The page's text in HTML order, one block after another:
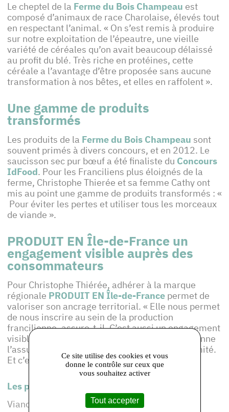
Le cheptel de la Ferme du Bois Champeau est
composé d’animaux de race Charolaise, élevés tout
en respectant l’animal. « On s’est remis à produire
sur notre exploitation de l’épeautre, une vieille
variété de céréales qu’on avait beaucoup délaissé
au profit du blé. Très riche en protéines, cette
céréale a l’avantage d’être proposée sans aucune
transformation à nos bêtes, et elles en raffolent ».
Une gamme de produits
transformés
Les produits de la Ferme du Bois Champeau sont
souvent primés à divers concours, et en 2012. Le
saucisson sec pur bœuf a été finaliste du Concours
IdFood. Pour les Franciliens plus éloignés de la
ferme, Christophe Thierée et sa femme Cathy ont
mis au point une gamme de produits transformés : «
Pour éviter les pertes et utiliser tous les morceaux
de viande ».
PRODUIT EN Île-de-France un
engagement visible auprès des
consommateurs
Pour Christophe Thiérée, adhérer à la marque
régionale PRODUIT EN Île-de-France permet de
valoriser son ancrage territorial. « Elle nous permet
de nous inscrire au sein de la production
francilienne, assure-t-il. C’est aussi un engagement
visible auprès des consommateurs, à qui on donne
l’assurance d’un produit de qualité et de proximité.
Et c’est bien notre travail qui est valorisé ! »
Les produits de cet adhérent :
Viandes de bœufs (race charolaise), Conserves
Ce site utilise des cookies et vous
donne le contrôle sur ceux que
vous souhaitez activer
Tout accepter